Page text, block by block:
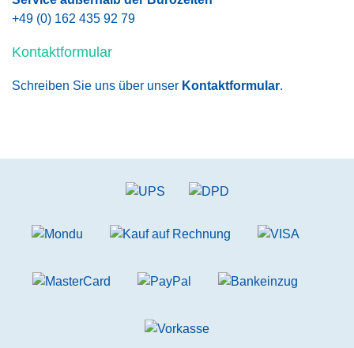
+49 (0) 162 435 92 79
Kontaktformular
Schreiben Sie uns über unser Kontaktformular.